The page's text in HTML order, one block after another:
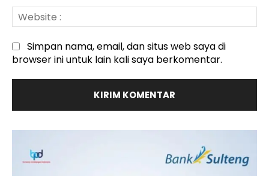
:
Simpan nama, email, dan situs web saya di
browser ini untuk lain kali saya berkomentar.